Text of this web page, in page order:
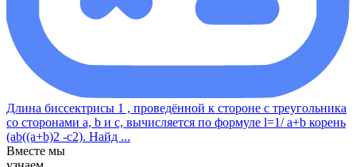
Длина биссектрисы 1 , проведённой к стороне с треугольника
со сторонами a, b и с, вычисляется по формуле l=1/ a+b корень
(ab((a+b)2 -c2). Найд ...
Вместе мы